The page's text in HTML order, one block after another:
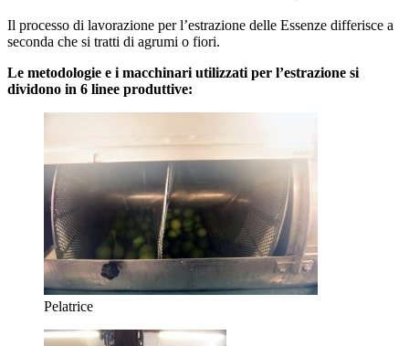
Il processo di lavorazione per l’estrazione delle Essenze differisce a
seconda che si tratti di agrumi o fiori.
Le metodologie e i macchinari utilizzati per l’estrazione si
dividono in 6 linee produttive:
Pelatrice